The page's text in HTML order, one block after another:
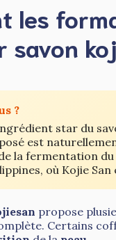
les
savon
?
star du
est
la fermentation du
où Kojie San
propose
Certains